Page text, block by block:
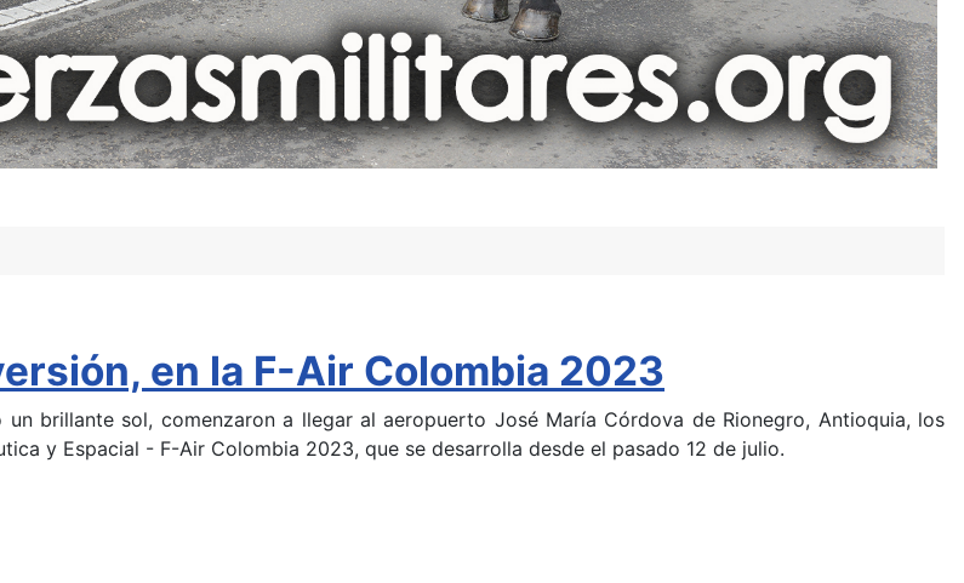
en la F-Air Colombia 2023
brillante sol, comenzaron a llegar al aeropuerto José María Córdova de Rionegro, Antioquia, los
y Espacial - F-Air Colombia 2023, que se desarrolla desde el pasado 12 de julio.